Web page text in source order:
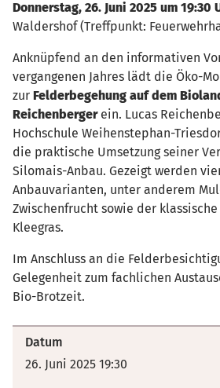
Donnerstag, 26. Juni 2025 um 19:30
Waldershof (Treffpunkt:
Anknüpfend an den informativen
vergangenen Jahres lädt die Öko-
zur Felderbegehung auf dem
Reichenbergerein. Lucas
Hochschule Weihenstephan-
die praktische Umsetzung seiner
Silomais-Anbau. Gezeigt werden
Anbauvarianten, unter anderem
Zwischenfrucht sowie der
Kleegras.
Im Anschluss an die
Gelegenheit zum fachlichen
Bio-Brotzeit.
Datum
26. Juni 2025 19:30